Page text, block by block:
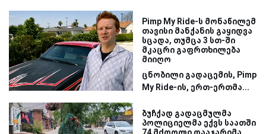
Pimp My Ride-ს მონაწილემ
თავისი მანქანის გაყიდვა
სცადა, თუმცა 3 სთ-ში
მკაცრი გაფრთხილება
მიიღო
ცნობილი გადაცემის, Pimp
My Ride-ის, ერთ-ერთმა...
ბუჩქად გადაცმულმა
პოლიციელმა ექვს საათში
74 მძღოლი დააჯარიმა